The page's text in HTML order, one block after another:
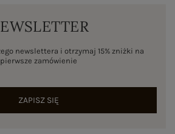
newslettera i otrzymaj 15% zniżki na
pierwsze zamówienie
ZAPISZ SIĘ